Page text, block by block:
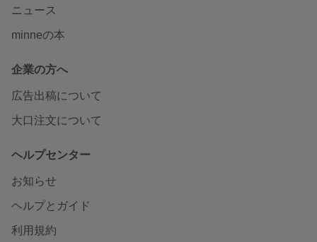
ニュース
minneの本
企業の方へ
広告出稿について
大口注文について
ヘルプセンター
お知らせ
ヘルプとガイド
利用規約